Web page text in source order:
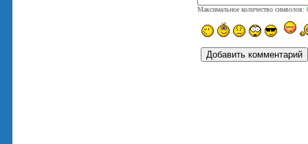
Максимальное количество символов: